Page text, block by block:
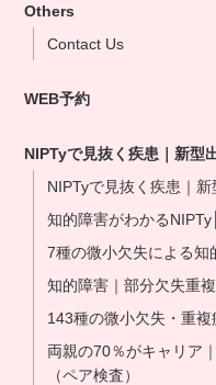
Our NIPT Doctors
Others
Contact Us
WEB予約
NIPTyで見抜く疾患｜新型
NIPTyで見抜く疾患｜
知的障害がわかる
7種の微小欠失による知
知的障害｜部分欠失重
143種の微小欠失・重
両親の70％がキャリア
（ペア検査）